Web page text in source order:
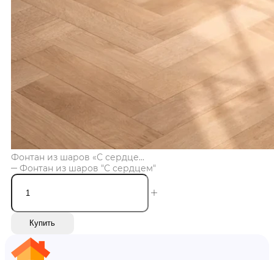
Фонтан из шаров «С сердце...
Фонтан из шаров "С сердцем"
Купить